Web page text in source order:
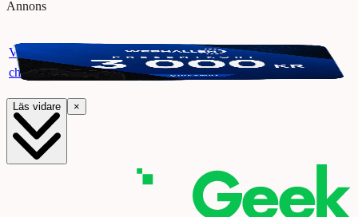
Annons
Vinn ett presentkort på Webhallen. Delta i vår giveaway för
chansen att vinna 3000 kr.
Läs vidare ×